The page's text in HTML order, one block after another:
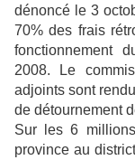
dénoncé le 3
70% des frais
fonctionnement
2008. Le
adjoints sont
de détournement
Sur les 6
province au